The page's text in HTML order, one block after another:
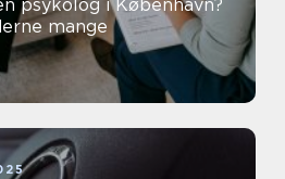
psykolog i København?
mange